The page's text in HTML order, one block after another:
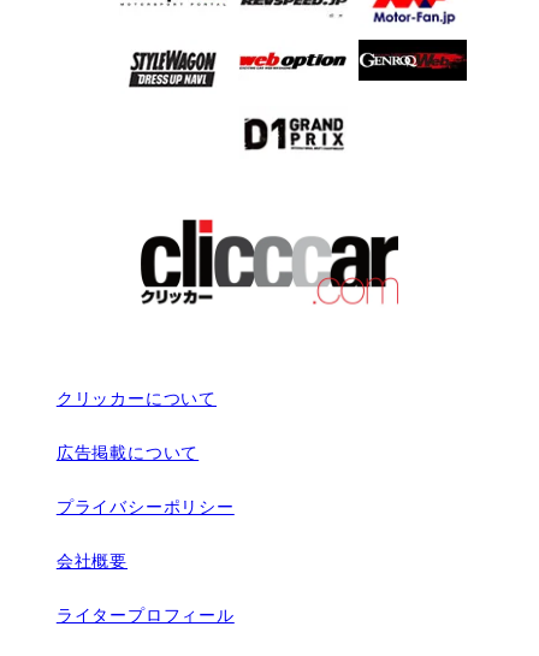
クリッカーについて
広告掲載について
プライバシーポリシー
会社概要
ライタープロフィール